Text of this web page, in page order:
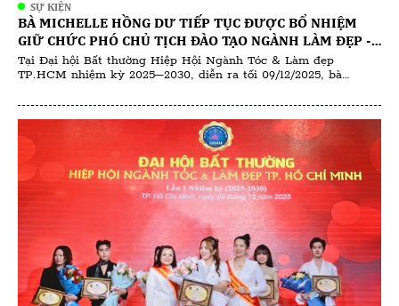
SỰ KIỆN
BÀ MICHELLE HỒNG DƯ TIẾP TỤC ĐƯỢC BỔ NHIỆM
GIỮ CHỨC PHÓ CHỦ TỊCH ĐÀO TẠO NGÀNH LÀM ĐẸP -
HIỆP HỘI NGÀNH TÓC & LÀM ĐẸP TP.HCM
Tại Đại hội Bất thường Hiệp Hội Ngành Tóc & Làm đẹp
TP.HCM nhiệm kỳ 2025–2030, diễn ra tối 09/12/2025, bà
tịch phụ trách công tác đào tạo ngành làm đẹp. Việc bà
Michelle Hồng Dư tiếp tục đảm nhiệm vị trí này […]